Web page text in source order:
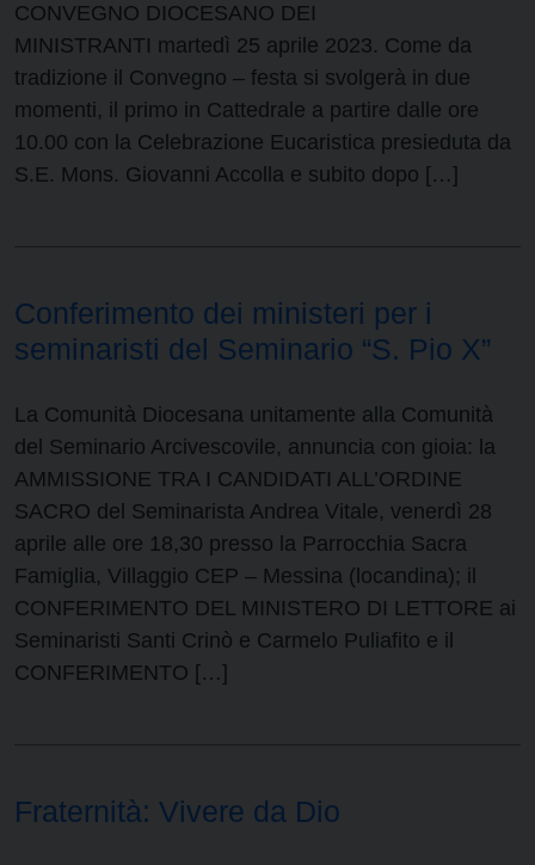
CONVEGNO DIOCESANO DEI
MINISTRANTI martedì 25 aprile 2023. Come da
tradizione il Convegno – festa si svolgerà in due
momenti, il primo in Cattedrale a partire dalle ore
10.00 con la Celebrazione Eucaristica presieduta da
S.E. Mons. Giovanni Accolla e subito dopo […]
Conferimento dei ministeri per i
seminaristi del Seminario “S. Pio X”
La Comunità Diocesana unitamente alla Comunità
del Seminario Arcivescovile, annuncia con gioia: la
AMMISSIONE TRA I CANDIDATI ALL’ORDINE
SACRO del Seminarista Andrea Vitale, venerdì 28
aprile alle ore 18,30 presso la Parrocchia Sacra
Famiglia, Villaggio CEP – Messina (locandina); il
CONFERIMENTO DEL MINISTERO DI LETTORE ai
Seminaristi Santi Crinò e Carmelo Puliafito e il
CONFERIMENTO […]
Fraternità: Vivere da Dio